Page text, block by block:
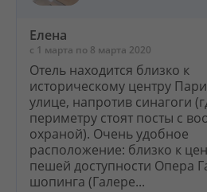
Елена
c 1 марта по 8 марта 2020
Отель находится близко к
историческому центру
улице, напротив синагоги
периметру стоят посты с
охраной). Очень удобное
расположение: близко к
пешей доступности Опера
шопинга (Галере...